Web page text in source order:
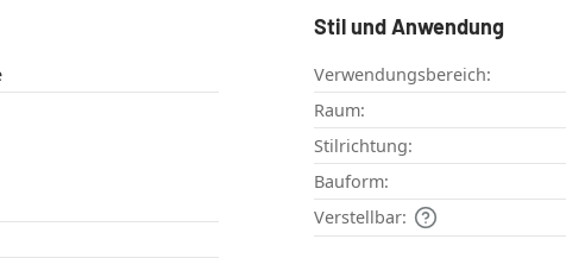
Stil und Anwendung
Verwendungsbereich:
Raum:
Stilrichtung:
Bauform:
Verstellbar: